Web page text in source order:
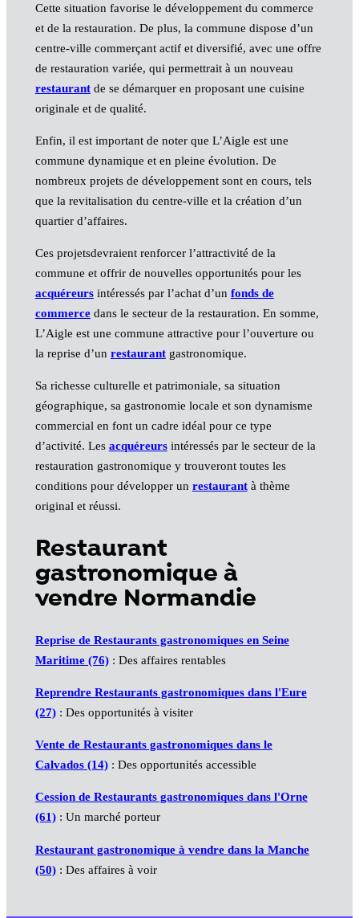
Cette situation favorise le développement du commerce
et de la restauration. De plus, la commune dispose d’un
centre-ville commerçant actif et diversifié, avec une offre
de restauration variée, qui permettrait à un nouveau
restaurantde se démarquer en proposant une cuisine
originale et de qualité.
Enfin, il est important de noter que L’Aigle est une
commune dynamique et en pleine évolution. De
nombreux projets de développement sont en cours, tels
que la revitalisation du centre-ville et la création d’un
quartier d’affaires.
Ces projetsdevraient renforcer l’attractivité de la
commune et offrir de nouvelles opportunités pour les
acquéreursintéressés par l’achat d’un fonds de
commercedans le secteur de la restauration. En somme,
L’Aigle est une commune attractive pour l’ouverture ou
la reprise d’un restaurantgastronomique.
Sa richesse culturelle et patrimoniale, sa situation
géographique, sa gastronomie locale et son dynamisme
commercial en font un cadre idéal pour ce type
d’activité. Les acquéreursintéressés par le secteur de la
restauration gastronomique y trouveront toutes les
conditions pour développer un restaurantà thème
original et réussi.
Restaurant
gastronomique à
vendre Normandie
Reprise de Restaurants gastronomiques en Seine
Maritime (76): Des affaires rentables
Reprendre Restaurants gastronomiques dans l'Eure
(27): Des opportunités à visiter
Vente de Restaurants gastronomiques dans le
Calvados (14): Des opportunités accessible
Cession de Restaurants gastronomiques dans l'Orne
(61): Un marché porteur
Restaurant gastronomique à vendre dans la Manche
(50): Des affaires à voir